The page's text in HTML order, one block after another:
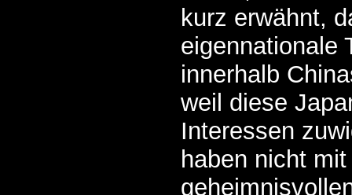
kurz erwähnt,
eigennationale
innerhalb
weil diese
Interessen
haben nicht